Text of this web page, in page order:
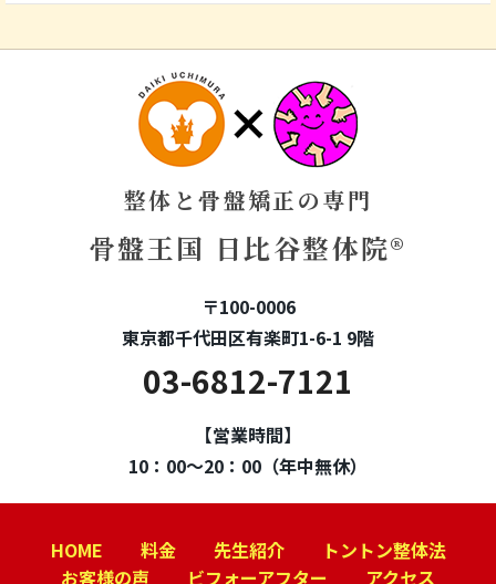
整体と骨盤矯正の専門
骨盤王国 日比谷整体院®
〒100-0006
東京都千代田区有楽町1-6-1 9階
03-6812-7121
【営業時間】
10：00～20：00（年中無休）
HOME 料金 先生紹介
トントン整体法
お客様の声
ビフォーアフター アクセス